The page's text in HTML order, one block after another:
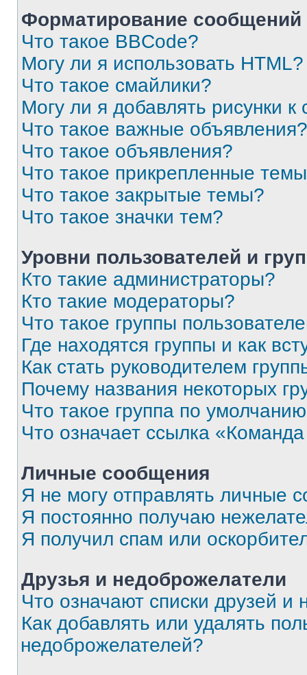
Форматирование
Что такое BBCode?
Могу ли я использовать HTML?
Что такое смайлики?
Могу ли я добавлять рисунки
Что такое важные объявления?
Что такое объявления?
Что такое прикрепленные
Что такое закрытые темы?
Что такое значки тем?
Уровни пользователей и
Кто такие администраторы?
Кто такие модераторы?
Что такое группы
Где находятся группы и как
Как стать руководителем
Почему названия некоторых
Что такое группа по
Что означает ссылка
Личные сообщения
Я не могу отправлять личные
Я постоянно получаю
Я получил спам или
Друзья и недоброжелатели
Что означают списки друзей и
Как добавлять или удалять
недоброжелателей?